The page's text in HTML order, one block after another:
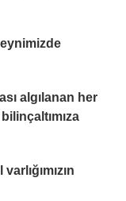
algılanan her